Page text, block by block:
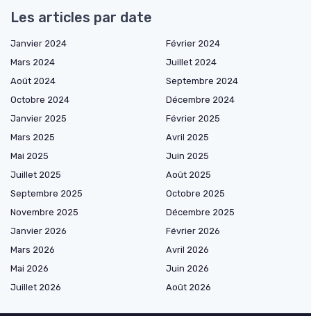
Les articles par date
Janvier 2024
Février 2024
Mars 2024
Juillet 2024
Août 2024
Septembre 2024
Octobre 2024
Décembre 2024
Janvier 2025
Février 2025
Mars 2025
Avril 2025
Mai 2025
Juin 2025
Juillet 2025
Août 2025
Septembre 2025
Octobre 2025
Novembre 2025
Décembre 2025
Janvier 2026
Février 2026
Mars 2026
Avril 2026
Mai 2026
Juin 2026
Juillet 2026
Août 2026